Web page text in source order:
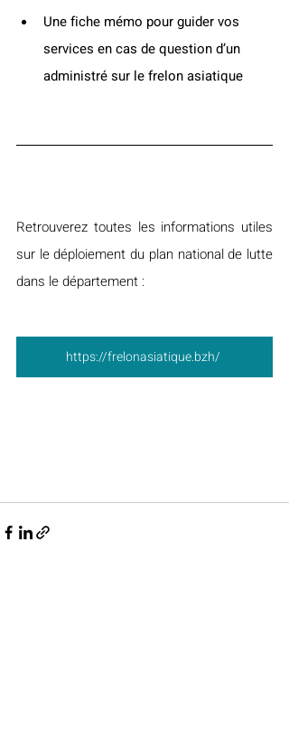
Une fiche mémo pour guider vos
services en cas de question d’un
administré sur le frelon asiatique
Retrouverez toutes les informations utiles
sur le déploiement du plan national de lutte
dans le département :
https://frelonasiatique.bzh/